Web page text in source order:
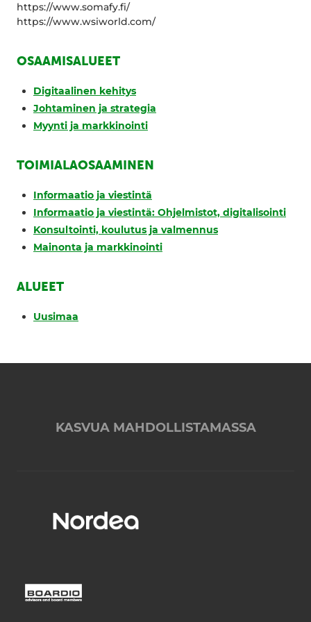
https://www.somafy.fi/
https://www.wsiworld.com/
OSAAMISALUEET
Digitaalinen kehitys
Johtaminen ja strategia
Myynti ja markkinointi
TOIMIALAOSAAMINEN
Informaatio ja viestintä
Informaatio ja viestintä: Ohjelmistot, digitalisointi
Konsultointi, koulutus ja valmennus
Mainonta ja markkinointi
ALUEET
Uusimaa
KASVUA MAHDOLLISTAMASSA